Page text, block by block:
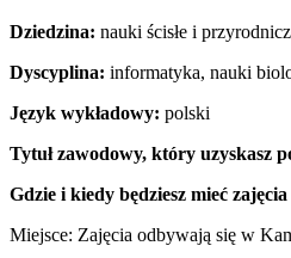
Dziedzina: nauki ścisłe i
Dyscyplina: informatyka, nauki
Język wykładowy: polski
Tytuł zawodowy, który uzyskasz
Gdzie i kiedy będziesz mieć zajęcia
Miejsce: Zajęcia odbywają się w